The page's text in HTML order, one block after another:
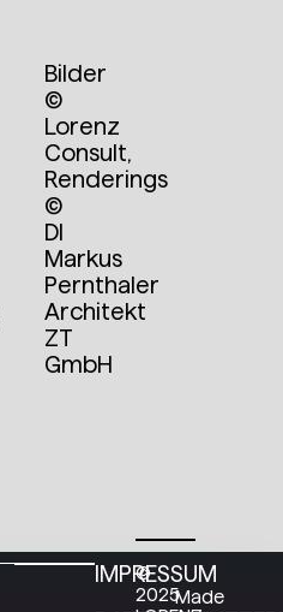
Bilder
©
Lorenz
Consult,
Renderings
©
DI
Markus
Pernthaler
Architekt
ZT
GmbH
IMPRESSUM
©
2025Made